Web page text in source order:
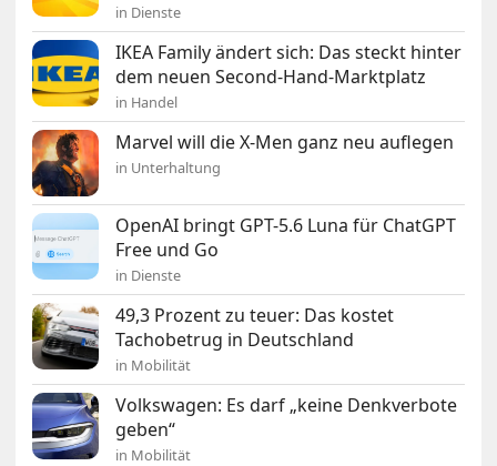
in Dienste
IKEA Family ändert sich: Das steckt hinter
dem neuen Second-Hand-Marktplatz
in Handel
Marvel will die X-Men ganz neu auflegen
in Unterhaltung
OpenAI bringt GPT-5.6 Luna für ChatGPT
Free und Go
in Dienste
49,3 Prozent zu teuer: Das kostet
Tachobetrug in Deutschland
in Mobilität
Volkswagen: Es darf „keine Denkverbote
geben“
in Mobilität